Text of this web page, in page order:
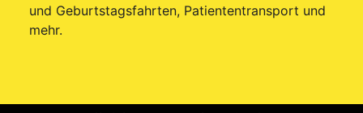
und Geburtstagsfahrten, Patiententransport und
mehr.